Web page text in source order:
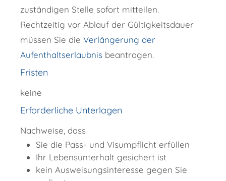
zuständigen Stelle sofort mitteilen.
Rechtzeitig vor Ablauf der Gültigkeitsdauer
müssen Sie die Verlängerung der
Aufenthaltserlaubnis beantragen.
Fristen
keine
Erforderliche Unterlagen
Nachweise, dass
Sie die Pass- und Visumpflicht erfüllen
Ihr Lebensunterhalt gesichert ist
kein Ausweisungsinteresse gegen Sie